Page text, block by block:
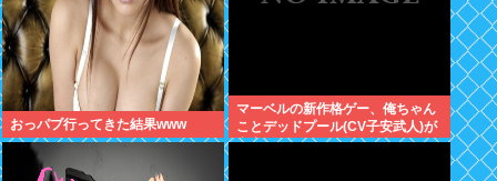
おっパブ行ってきた結果www
マーベルの新作格ゲー、俺ちゃん
ことデッドプール(CV子安武人)が
安定のやりたい放題で話題に